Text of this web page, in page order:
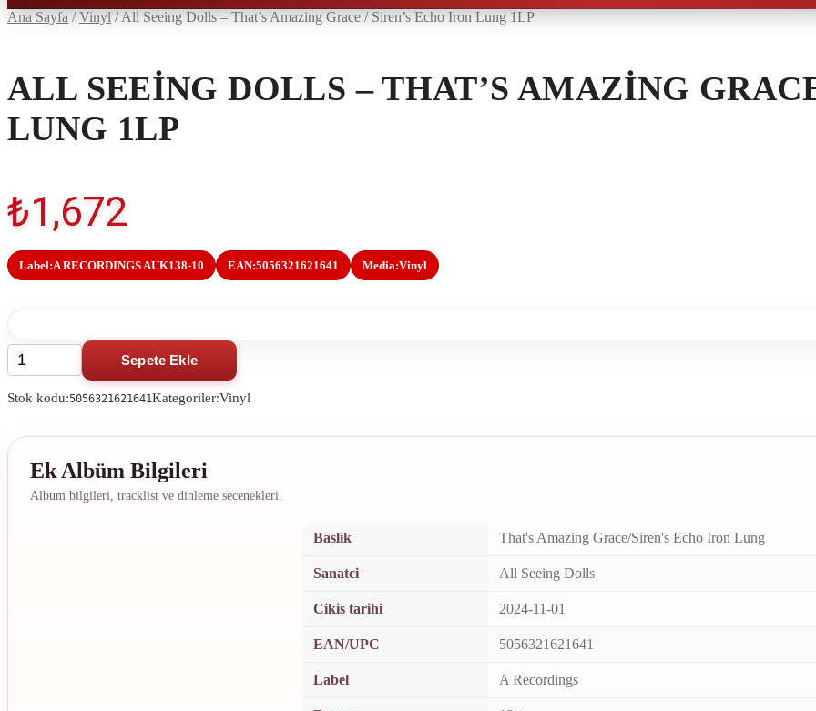
Ana Sayfa /Vinyl /All Seeing Dolls – That’s Amazing Grace / Siren’s Echo Iron Lung 1LP
ALL SEEING DOLLS – THAT’S AMAZING
LUNG 1LP
₺1,672
Label:A RECORDINGS AUK138-10 EAN:5056321621641 Media:Vinyl
All
Seeing
-
Amazing
Grace
Siren's
Echo
Sepete Ekle
SpotifyYouTube
Stok kodu:5056321621641Kategoriler:Vinyl
Ek Albüm Bilgileri
Album bilgileri, tracklist ve dinleme secenekleri.
Baslik That's Amazing Grace/Siren's Echo Iron Lung
Sanatci All Seeing Dolls
Cikis tarihi 2024-11-01
EAN/UPC 5056321621641
Label A Recordings